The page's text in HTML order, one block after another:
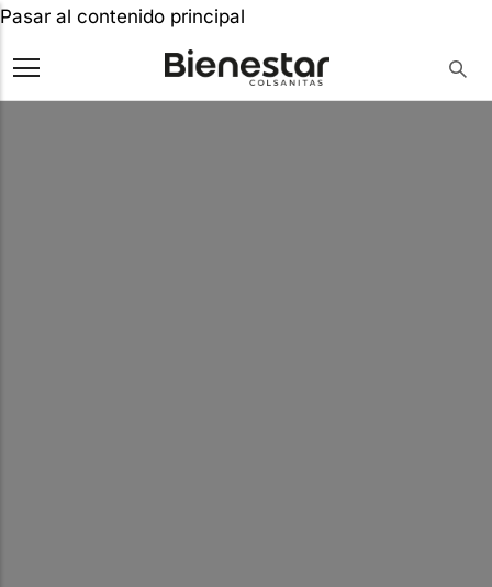
Pasar al contenido principal